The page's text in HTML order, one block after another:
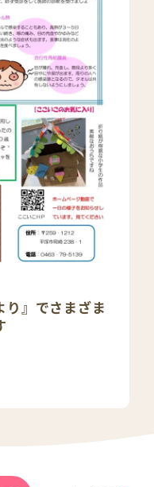
り』でさまざま